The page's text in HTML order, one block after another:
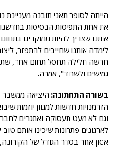
הייתה לסופר תאני תובנה
את אחת התפיסות הבסיסות
אותנו שצריך להיות ממוקדים
לימדה אותנו שחייבים להתפזר,
חדשה חלילה תחסל תחום אחד,
גמישים ולשרוד", אמרה.
בשורה התחתונה: היציאה ממשבר
הזדמנויות חדשות למגוון יוזמות
וגם לא מעט תעסוקה ואתגרים
לארגונים פתרונות שיכינו אותם
אסון אחר בסדר הגודל של הקורונה,